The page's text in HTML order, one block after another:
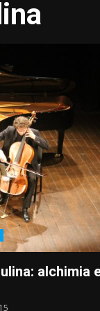
alchimia